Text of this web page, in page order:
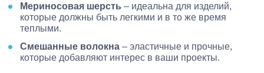
Мериносовая шерсть – идеальна для изделий,
которые должны быть легкими и в то же время
теплыми.
Смешанные волокна – эластичные и прочные,
которые добавляют интерес в ваши проекты.